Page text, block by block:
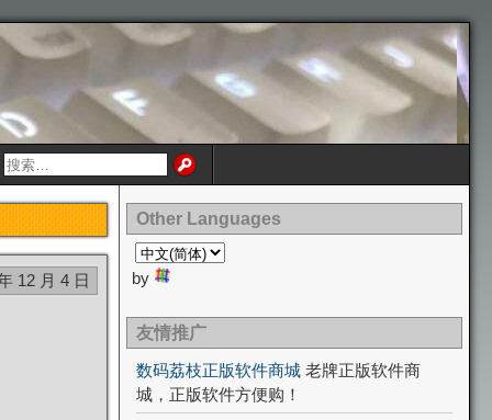
12 月 4 日
Other Languages
by
友情推广
数码荔枝正版软件商城 老牌正版软件商
城，正版软件方便购！